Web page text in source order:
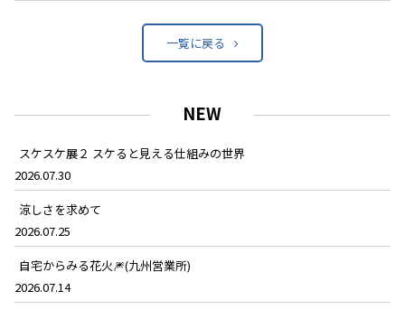
一覧に戻る
NEW
スケスケ展２ スケると見える仕組みの世界
2026.07.30
涼しさを求めて
2026.07.25
自宅からみる花火🎆(九州営業所)
2026.07.14